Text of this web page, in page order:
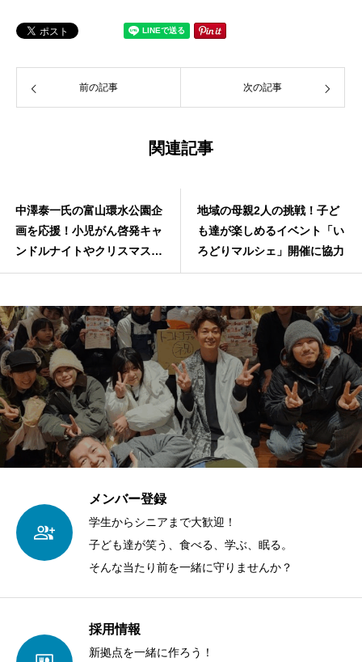
前の記事 次の記事
関連記事
中澤泰一氏の富山環水公園企
画を応援！小児がん啓発キャ
ンドルナイトやクリスマスナ
イトなど
地域の母親2人の挑戦！子ど
も達が楽しめるイベント「い
ろどりマルシェ」開催に協力
メンバー登録
学生からシニアまで大歓迎！
子ども達が笑う、食べる、学ぶ、眠る。
そんな当たり前を一緒に守りませんか？
採用情報
新拠点を一緒に作ろう！